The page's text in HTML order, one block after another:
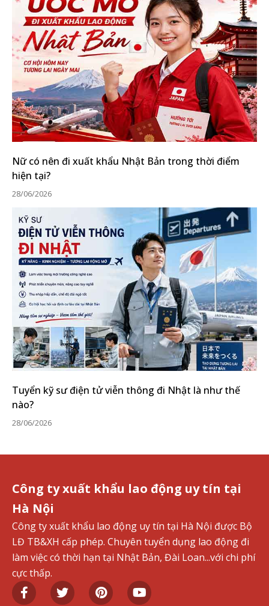
Nữ có nên đi xuất khẩu Nhật Bản trong thời điểm
hiện tại?
28/06/2026
Tuyển kỹ sư điện tử viễn thông đi Nhật là như thế
nào?
28/06/2026
Công ty xuất khẩu lao động uy tín tại
Hà Nội
Công ty xuất khẩu lao động uy tín tại Hà Nội được Bộ
LĐ TB&XH cấp phép. Chuyên tuyển dụng lao động đi
làm việc có thời hạn tại Nhật Bản, Đài Loan...với chi phí
cực thấp.